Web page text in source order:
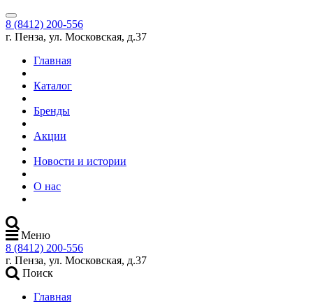
8 (8412) 200-556
г. Пенза, ул. Московская, д.37
Главная
Каталог
Бренды
Акции
Новости и истории
О нас
Меню
8 (8412) 200-556
г. Пенза, ул. Московская, д.37
Поиск
Главная